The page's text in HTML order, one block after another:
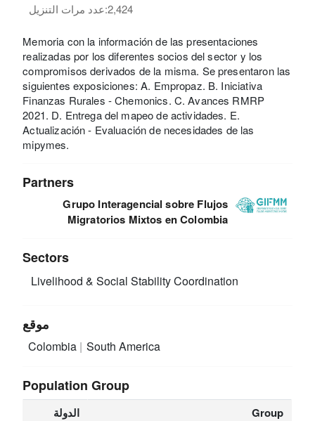
عدد مرات التنزيل:2,424
Memoria con la información de las presentaciones
realizadas por los diferentes socios del sector y los
compromisos derivados de la misma. Se presentaron las
siguientes exposiciones: A. Empropaz. B. Iniciativa
Finanzas Rurales - Chemonics. C. Avances RMRP
2021. D. Entrega del mapeo de actividades. E.
Actualización - Evaluación de necesidades de las
mipymes.
Partners
Grupo Interagencial sobre Flujos
Migratorios Mixtos en Colombia
Sectors
Livelihood & Social StabilityCoordination
موقع
Colombia South America
Population Group
الدولة Group